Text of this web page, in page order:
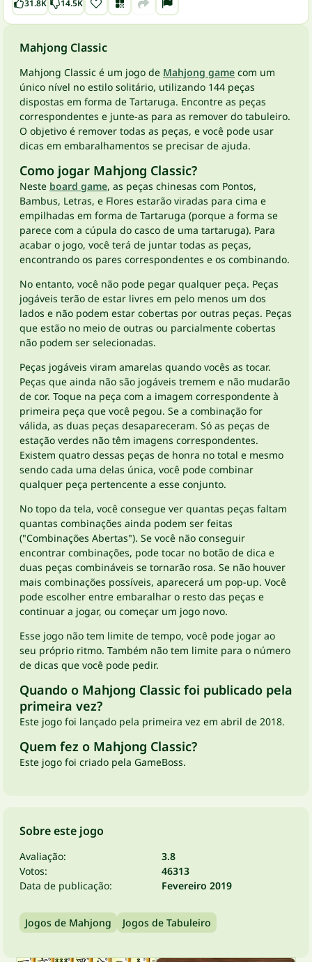
31.8K 14.5K
Mahjong Classic
Mahjong Classic é um jogo de Mahjong game com um
único nível no estilo solitário, utilizando 144 peças
dispostas em forma de Tartaruga. Encontre as peças
correspondentes e junte-as para as remover do tabuleiro.
O objetivo é remover todas as peças, e você pode usar
dicas em embaralhamentos se precisar de ajuda.
Como jogar Mahjong Classic?
Neste board game, as peças chinesas com Pontos,
Bambus, Letras, e Flores estarão viradas para cima e
empilhadas em forma de Tartaruga (porque a forma se
parece com a cúpula do casco de uma tartaruga). Para
acabar o jogo, você terá de juntar todas as peças,
encontrando os pares correspondentes e os combinando.
No entanto, você não pode pegar qualquer peça. Peças
jogáveis terão de estar livres em pelo menos um dos
lados e não podem estar cobertas por outras peças. Peças
que estão no meio de outras ou parcialmente cobertas
não podem ser selecionadas.
Peças jogáveis viram amarelas quando vocês as tocar.
Peças que ainda não são jogáveis tremem e não mudarão
de cor. Toque na peça com a imagem correspondente à
primeira peça que você pegou. Se a combinação for
válida, as duas peças desapareceram. Só as peças de
estação verdes não têm imagens correspondentes.
Existem quatro dessas peças de honra no total e mesmo
sendo cada uma delas única, você pode combinar
qualquer peça pertencente a esse conjunto.
No topo da tela, você consegue ver quantas peças faltam
quantas combinações ainda podem ser feitas
("Combinações Abertas"). Se você não conseguir
encontrar combinações, pode tocar no botão de dica e
duas peças combináveis se tornarão rosa. Se não houver
mais combinações possíveis, aparecerá um pop-up. Você
pode escolher entre embaralhar o resto das peças e
continuar a jogar, ou começar um jogo novo.
Esse jogo não tem limite de tempo, você pode jogar ao
seu próprio ritmo. Também não tem limite para o número
de dicas que você pode pedir.
Quando o Mahjong Classic foi publicado pela
primeira vez?
Este jogo foi lançado pela primeira vez em abril de 2018.
Quem fez o Mahjong Classic?
Este jogo foi criado pela GameBoss.
Sobre este jogo
Avaliação:
3.8
Votos:
46313
Data de publicação:
Fevereiro 2019
Jogos de Mahjong Jogos de Tabuleiro